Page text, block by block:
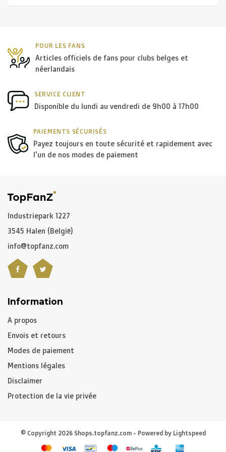
Enchères
Enchères terminées
POUR LES FANS
Articles officiels de fans pour clubs belges et
néerlandais
SERVICE CLIENT
Disponible du lundi au vendredi de 9h00 à 17h00
PAIEMENTS SÉCURISÉS
Payez toujours en toute sécurité et rapidement avec
l'un de nos modes de paiement
Industriepark 1227
3545 Halen (België)
info@topfanz.com
Information
A propos
Envois et retours
Modes de paiement
Mentions légales
Disclaimer
Protection de la vie privée
© Copyright 2026 Shops.topfanz.com - Powered by Lightspeed